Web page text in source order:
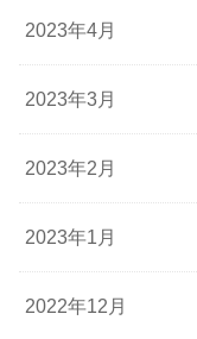
2023年4月
2023年3月
2023年2月
2023年1月
2022年12月